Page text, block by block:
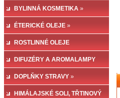
BYLINNÁ KOSMETIKA »
ÉTERICKÉ OLEJE »
ROSTLINNÉ OLEJE
DIFUZÉRY A AROMALAMPY
DOPLŇKY STRAVY »
HIMÁLAJSKÉ SOLI, TŘTINOVÝ